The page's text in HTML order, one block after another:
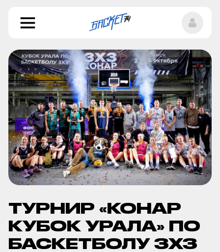
ТУРНИР «КОНАР
КУБОК УРАЛА» ПО
БАСКЕТБОЛУ 3Х3